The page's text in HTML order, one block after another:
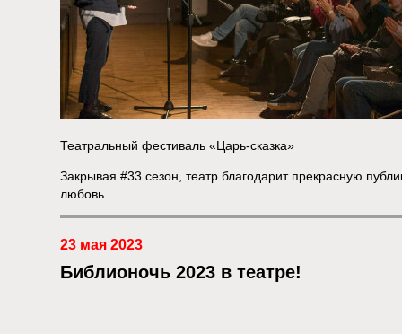
Театральный фестиваль «Царь-сказка»
Закрывая #33 сезон, театр благодарит прекрасную
любовь.
23 мая 2023
Библионочь 2023 в театре!